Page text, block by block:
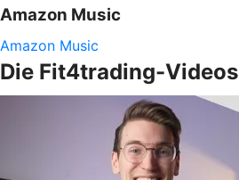
Amazon Music
Amazon Music
Die Fit4trading-Videos